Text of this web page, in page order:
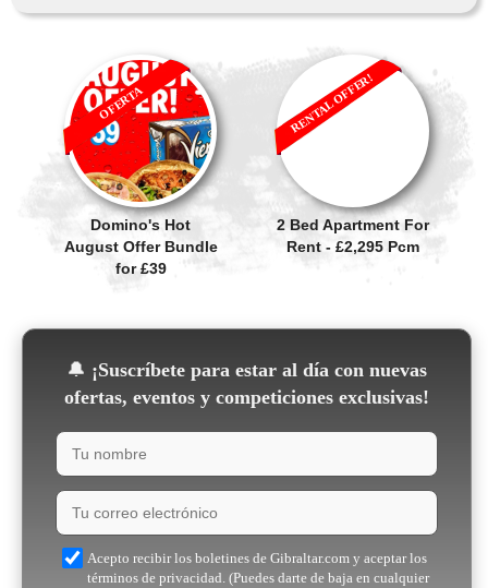
Domino's Hot
August Offer Bundle
for £39
OFERTA
2 Bed Apartment For
Rent - £2,295 Pcm
RENTAL OFFER!
🔔 ¡Suscríbete para estar al día con nuevas
ofertas, eventos y competiciones exclusivas!
Acepto recibir los boletines de Gibraltar.com y aceptar los
términos de privacidad. (Puedes darte de baja en cualquier